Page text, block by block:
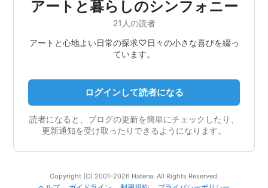
アートと暮らしのシンフォニー
21人の読者
アートと心地よい日常の探求♡日々の小さな喜びを綴っ
ています。
ログインして読者になる
読者になると、ブログの更新を簡単にチェックしたり、
更新通知を受け取ったりできるようになります。
Copyright (C) 2001-2026 Hatena. All Rights Reserved.